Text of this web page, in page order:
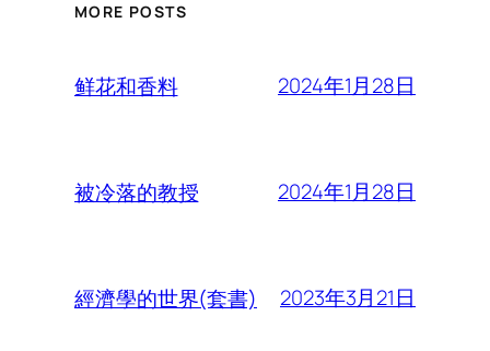
MORE POSTS
鲜花和香料 2024年1月28日
被冷落的教授 2024年1月28日
經濟學的世界(套書) 2023年3月21日